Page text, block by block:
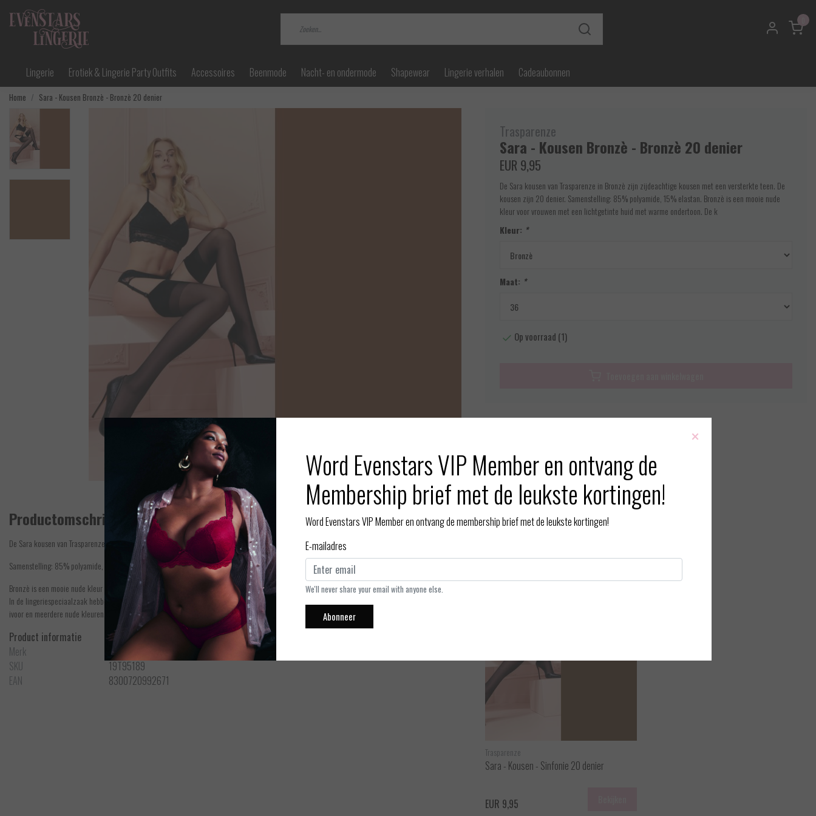
Lingerie Erotiek & Lingerie Party Outfits Accessoires Beenmode Nacht- en ondermode Shapewear Lingerie verhalen Cadeaubonnen
Home Sara - Kousen Bronzè - Bronzè 20 denier
Afbeelding vergroten
Trasparenze
Sara - Kousen Bronzè - Bronzè 20 denier
EUR 9,95
De Sara kousen van Trasparenze in Bronzè zijn zijdeachtige kousen met een versterkte teen. De
kousen zijn 20 denier. Samenstelling: 85% polyamide, 15% elastan. Bronzè is een mooie nude
kleur voor vrouwen met een lichtgetinte huid met warme ondertoon. De k
Kleur: *
Maat: *
Op voorraad (1)
Meer informatie?Neem contact op over dit product
Productomschrijving
De Sara kousen van Trasparenze in Bronzè zijn zijdeachtige kousen met een versterkte teen. De kousen zijn 20 denier.
Samenstelling: 85% polyamide, 15% elastan.
Bronzè is een mooie nude kleur voor vrouwen met een lichtgetinte huid met warme ondertoon. De kousen zijn in het echt wat lichter dan op de tekening.
In de lingeriespeciaalzaak hebben we testers, zodat je je perfecte nude kleur kunt uitzoeken. De kousen van Trasparenze zijn er in basis kleuren: zwart,
ivoor en meerdere nude kleuren. Kies je kleur en kies je maat. Mooi te combineren met jarretels.
Product informatie
Merk
Trasparenze
SKU
19T95189
EAN
8300720992671
Gerelateerde producten
Trasparenze
Sara - Kousen - Sinfonie 20 denier
EUR 9,95
×
Word Evenstars VIP Member en ontvang de
Membership brief met de leukste kortingen!
Word Evenstars VIP Member en ontvang de membership brief met de leukste kortingen!
E-mailadres
We'll never share your email with anyone else.
Abonneer